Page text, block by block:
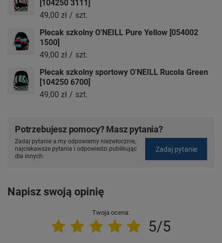
[104250 3111]
49,00 zł / szt.
Plecak szkolny O'NEILL Pure Yellow [054002
1500]
49,00 zł / szt.
Plecak szkolny sportowy O'NEILL Rucola Green
[104250 6700]
49,00 zł / szt.
Potrzebujesz pomocy? Masz pytania?
Zadaj pytanie a my odpowiemy niezwłocznie,
najciekawsze pytania i odpowiedzi publikując
dla innych.
Zadaj pytanie
Napisz swoją opinię
Twoja ocena:
5/5